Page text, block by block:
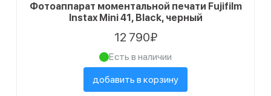
Фотоаппарат моментальной печати Fujifilm
Instax Mini 41, Black, черный
12 790₽
Есть в наличии
добавить в корзину